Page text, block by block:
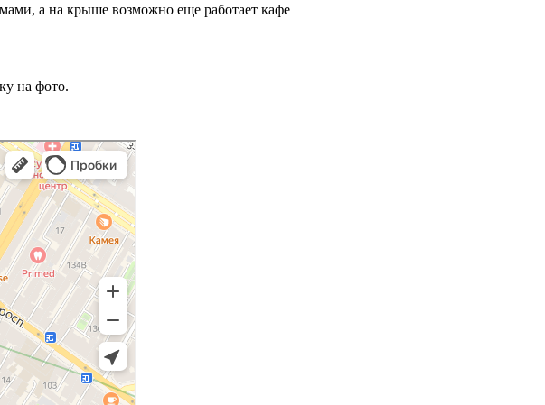
а на крыше возможно еще работает кафе
на фото.